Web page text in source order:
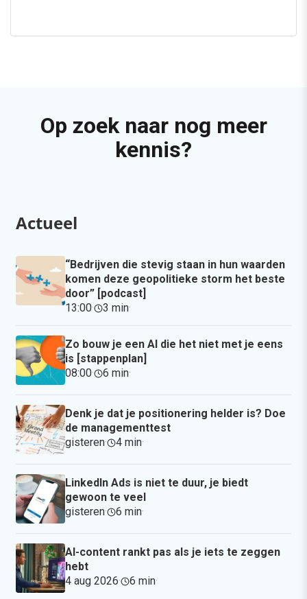
Op zoek naar nog meer
kennis?
Actueel
“Bedrijven die stevig staan in hun waarden
komen deze geopolitieke storm het beste
door” [podcast]
13:00· 3 min·
Zo bouw je een AI die het niet met je eens
is [stappenplan]
08:00· 6 min·
Denk je dat je positionering helder is? Doe
de managementtest
gisteren· 4 min·
LinkedIn Ads is niet te duur, je biedt
gewoon te veel
gisteren· 6 min·
AI-content rankt pas als je iets te zeggen
hebt
4 aug 2026· 6 min·